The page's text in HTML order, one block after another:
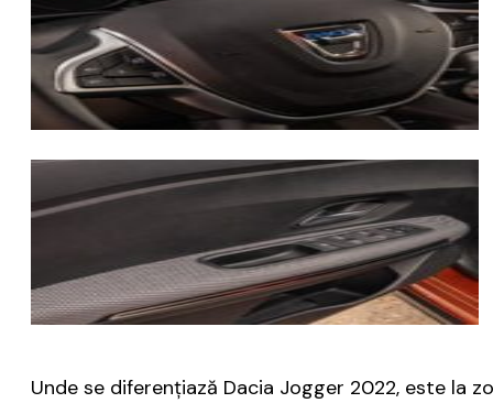
Unde se diferențiază Dacia Jogger 2022, este la